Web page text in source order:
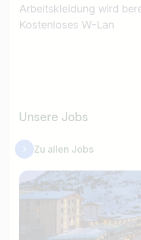
Arbeitskleidung wird
Kostenloses W-Lan
Unsere Jobs
Zu allen Jobs